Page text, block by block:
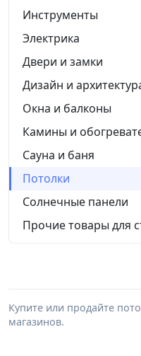
Инструменты
Электрика
Двери и замки
Дизайн и
Окна и балконы
Камины и
Сауна и баня
Потолки
Солнечные панели
Прочие товары для
Купите или продайте
магазинов.